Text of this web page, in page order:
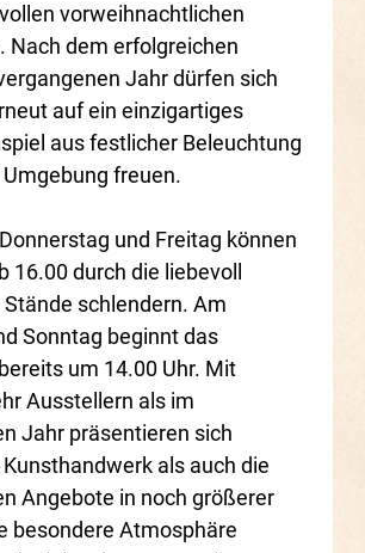
vorweihnachtlichen
Nach dem erfolgreichen
Jahr dürfen sich
auf ein einzigartiges
aus festlicher Beleuchtung
freuen.
und Freitag können
16.00 durch die liebevoll
schlendern. Am
Sonntag beginnt das
um 14.00 Uhr. Mit
Ausstellern als im
Jahr präsentieren sich
als auch die
Angebote in noch größerer
besondere Atmosphäre